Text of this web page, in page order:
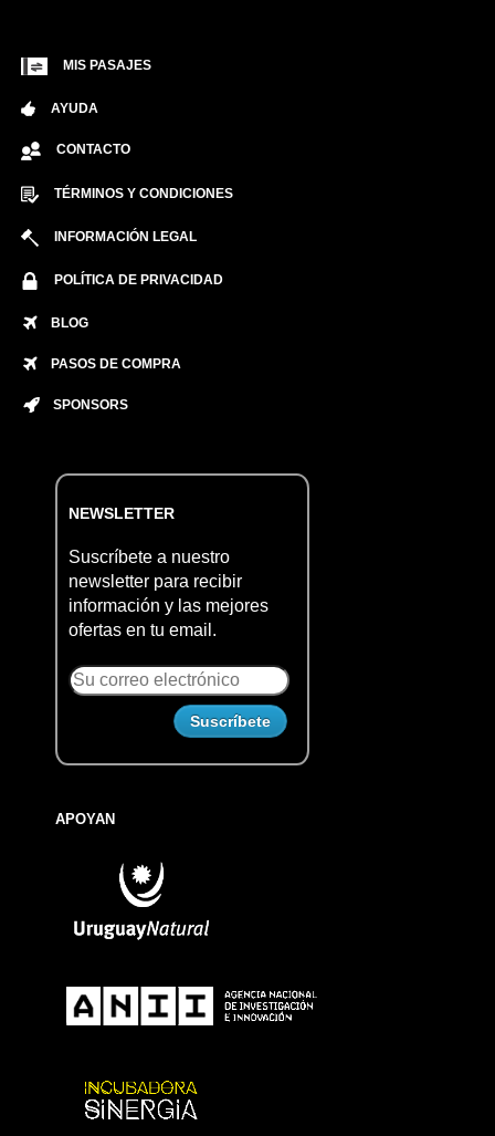
MIS PASAJES
AYUDA
CONTACTO
TÉRMINOS Y CONDICIONES
INFORMACIÓN LEGAL
POLÍTICA DE PRIVACIDAD
BLOG
PASOS DE COMPRA
SPONSORS
NEWSLETTER
Suscríbete a nuestro
newsletter para recibir
información y las mejores
ofertas en tu email.
APOYAN